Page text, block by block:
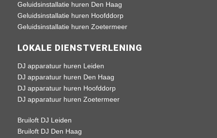
Geluidsinstallatie huren Den Haag
Geluidsinstallatie huren Hoofddorp
Geluidsinstallatie huren Zoetermeer
LOKALE DIENSTVERLENING
DJ apparatuur huren Leiden
DJ apparatuur huren Den Haag
DJ apparatuur huren Hoofddorp
DJ apparatuur huren Zoetermeer
Bruiloft DJ Leiden
Bruiloft DJ Den Haag